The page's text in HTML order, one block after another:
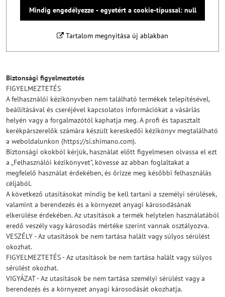
Mindig engedélyezze - egyetért a cookie-típussal: null
Tartalom megnyitása új ablakban
Biztonsági figyelmeztetés
FIGYELMEZTETÉS
A felhasználói kézikönyvben nem található termékek telepítésével,
beállításával és cseréjével kapcsolatos információkat a vásárlás
helyén vagy a forgalmazótól kaphatja meg. A profi és tapasztalt
kerékpárszerelők számára készült kereskedői kézikönyv megtalálható
a weboldalunkon (https://si.shimano.com).
Biztonsági okokból kérjük, használat előtt figyelmesen olvassa el ezt
a „Felhasználói kézikönyvet”, kövesse az abban foglaltakat a
megfelelő használat érdekében, és őrizze meg későbbi felhasználás
céljából.
A következő utasításokat mindig be kell tartani a személyi sérülések,
valamint a berendezés és a környezet anyagi károsodásának
elkerülése érdekében. Az utasítások a termék helytelen használatából
eredő veszély vagy károsodás mértéke szerint vannak osztályozva.
VESZÉLY - Az utasítások be nem tartása halált vagy súlyos sérülést
okozhat.
FIGYELMEZTETÉS - Az utasítások be nem tartása halált vagy súlyos
sérülést okozhat.
VIGYÁZAT - Az utasítások be nem tartása személyi sérülést vagy a
berendezés és a környezet anyagi károsodását okozhatja.